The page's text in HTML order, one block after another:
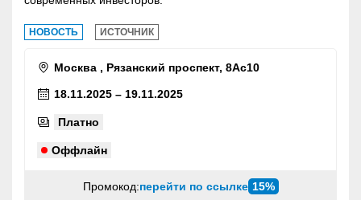
НОВОСТЬ ИСТОЧНИК
Москва , Рязанский проспект, 8Ас10
18.11.2025 – 19.11.2025
Платно
Оффлайн
Промокод:перейти по ссылке 15%